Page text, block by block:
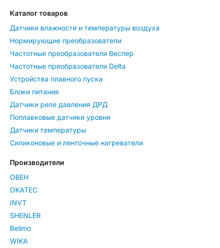
Каталог товаров
Датчики влажности и температуры воздуха
Нормирующие преобразователи
Частотные преобразователи Веспер
Частотные преобразователи Delta
Устройства плавного пуска
Блоки питания
Датчики реле давления ДРД
Поплавковые датчики уровня
Датчики температуры
Силиконовые и ленточные нагреватели
Производители
ОВЕН
OKATEC
INVT
SHENLER
Belimo
WIKA